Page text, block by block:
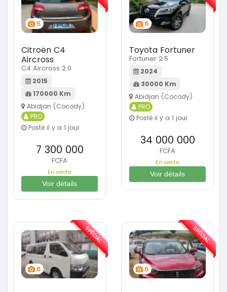
5
Citroën C4
Aircross
C4 Aircross 2.0
2015
170000 Km
Abidjan (Cocody)
PRO
Posté il y a 1 jour
7 300 000
FCFA
En vente
Voir détails
6
Toyota Fortuner
Fortuner 2.5
2024
30000 Km
Abidjan (Cocody)
PRO
Posté il y a 1 jour
34 000 000
FCFA
En vente
Voir détails
6
SPÉCIAL
6
SPÉCIAL